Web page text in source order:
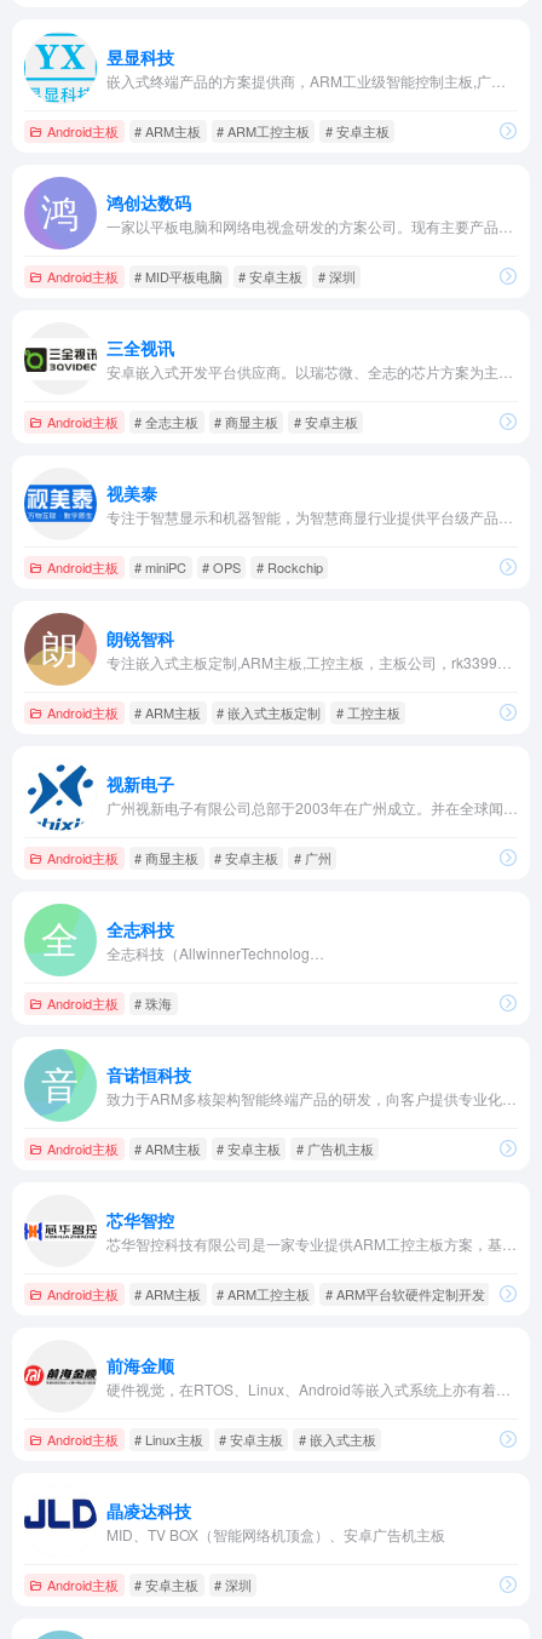
昱显科技
Android主板 # ARM主板 # ARM工控主板 # 安卓主板
鸿创达数码
Android主板 # MID平板电脑 # 安卓主板 # 深圳
三全视讯
Android主板 # 全志主板 # 商显主板 # 安卓主板
视美泰
Android主板 # miniPC # OPS # Rockchip
朗锐智科
Android主板 # ARM主板 # 嵌入式主板定制 # 工控主板
视新电子
Android主板 # 商显主板 # 安卓主板 # 广州
全志科技
全志科技（AllwinnerTechnolog…
Android主板 # 珠海
音诺恒科技
Android主板 # ARM主板 # 安卓主板 # 广告机主板
芯华智控
Android主板 # ARM主板 # ARM工控主板 # ARM平台软硬件定制开发
前海金顺
Android主板 # Linux主板 # 安卓主板 # 嵌入式主板
晶凌达科技
MID、TV BOX（智能网络机顶盒）、安卓广告机主板
Android主板 # 安卓主板 # 深圳